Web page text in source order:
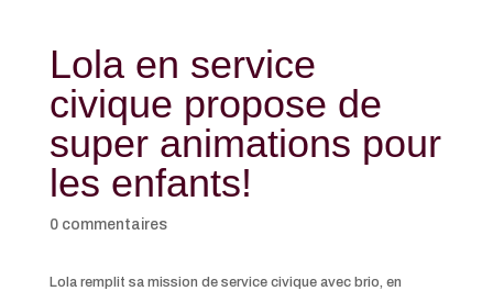
Lola en service
civique propose de
super animations pour
les enfants!
0 commentaires
Lola remplit sa mission de service civique avec brio, en